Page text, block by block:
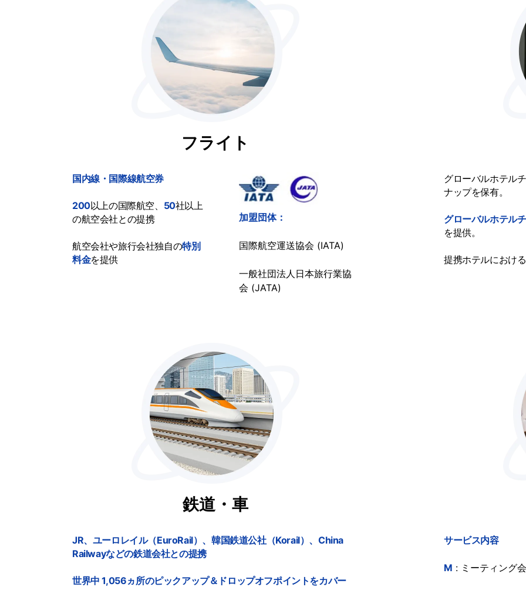
フライト
国内線・国際線航空券
200以上の国際航空、 50社以上
の航空会社との提携
航空会社や旅行会社独自の特別
料金を提供
加盟団体：
国際航空運送協会 (IATA)
一般社団法人日本旅行業協
会 (JATA)
グローバルホテル
ナップを保有。
グローバルホテル
を提供。
提携ホテルにおける
鉄道・車
JR、ユーロレイル（EuroRail）、韓国鉄道公社（Korail）、China
Railwayなどの鉄道会社との提携
世界中1,056ヵ所のピックアップ＆ドロップオフポイントをカバー
サービス内容
M : ミーティング